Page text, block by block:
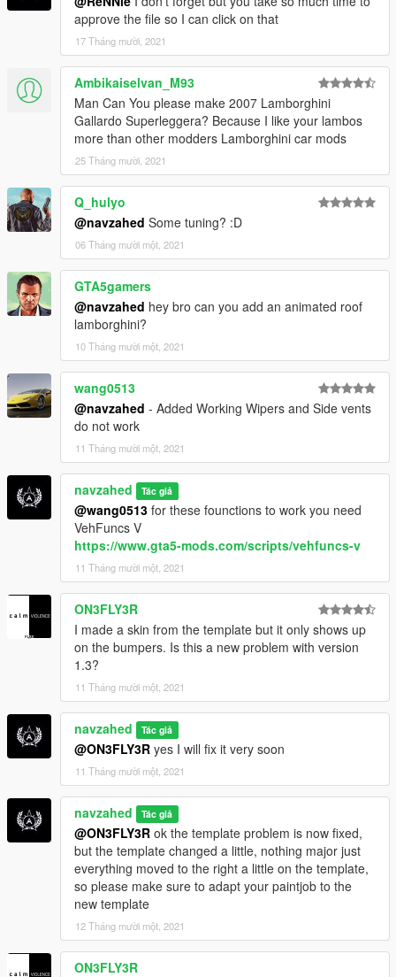
following line in your "dlclist.xml" file:
dlcpacks:/murc640/
-------------------
to have auto side vents and windsield wipers install the
VehFuncs V mod from the following link :
https://www.gta5-mods.com/scripts/vehfuncs-v#description_tab
then move the "VehFuncsV" folder to your game folder
------------------------------------------------
spawn the car using "murc640" ID with any trainer
------------------------------------------------
you can contact me on twitter and instaglam using
@NAVZAHED
or on discord NAVZAHED#8048
or my email NAVZAHED.A@OUTLOOK.COM
also visit my youtube channel:
https://www.youtube.com/channel/UC-
uKqfCW0iuUbp2m57LzJnw
------------------------------------------------
Enjoy!
approve the file so I can click on that
17 Tháng mười, 2021
Ambikaiselvan_M93
Man Can You please make 2007 Lamborghini
Gallardo Superleggera? Because I like your lambos
more than other modders Lamborghini car mods
25 Tháng mười, 2021
Q_hulyo
@navzahed Some tuning? :D
06 Tháng mười một, 2021
GTA5gamers
@navzahed hey bro can you add an animated roof
lamborghini?
10 Tháng mười một, 2021
wang0513
@navzahed - Added Working Wipers and Side vents
do not work
11 Tháng mười một, 2021
navzahed Tác giả
@wang0513 for these founctions to work you need
VehFuncs V
https://www.gta5-mods.com/scripts/vehfuncs-v
11 Tháng mười một, 2021
ON3FLY3R
I made a skin from the template but it only shows up
on the bumpers. Is this a new problem with version
1.3?
11 Tháng mười một, 2021
navzahed Tác giả
@ON3FLY3R yes I will fix it very soon
11 Tháng mười một, 2021
navzahed Tác giả
@ON3FLY3R ok the template problem is now fixed,
but the template changed a little, nothing major just
everything moved to the right a little on the template,
so please make sure to adapt your paintjob to the
new template
12 Tháng mười một, 2021
ON3FLY3R